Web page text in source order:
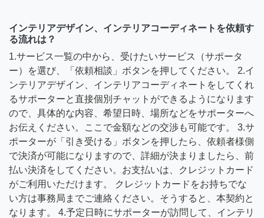
インテリアデザイン、インテリアコーディネートを依頼す
る流れは？
1.サービス一覧の中から、受けたいサービス（サポータ
ー）を選び、「依頼相談」ボタンを押してください。 2.イ
ンテリアデザイン、インテリアコーディネートをしてくれ
るサポーターと直接個別チャットができるようになります
ので、具体的な内容、希望日時、場所などをサポーターへ
お伝えください。ここで金額などの交渉も可能です。 3.サ
ポーターが「引き受ける」ボタンを押したら、依頼者様側
で決済が可能になりますので、詳細が決まりましたら、前
払い決済をしてください。お支払いは、クレジットカード
がご利用いただけます。 クレジットカードをお持ちでな
い方は事務局までご連絡ください。そうすると、本契約と
なります。 4.予定日時にサポーターが訪問して、インテリ